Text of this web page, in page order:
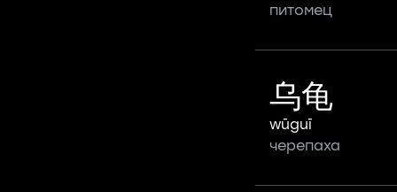
питомец
乌龟
wūguī
черепаха